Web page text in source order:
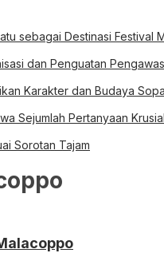
sebagai Destinasi Festival
dan Penguatan
Karakter dan Budaya
Sejumlah Pertanyaan
Sorotan Tajam